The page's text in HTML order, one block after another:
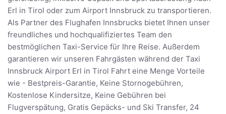
Erl in Tirol oder zum Airport Innsbruck zu transportieren.
Als Partner des Flughafen Innsbrucks bietet Ihnen unser
freundliches und hochqualifiziertes Team den
bestmöglichen Taxi-Service für Ihre Reise. Außerdem
garantieren wir unseren Fahrgästen während der Taxi
Innsbruck Airport Erl in Tirol Fahrt eine Menge Vorteile
wie - Bestpreis-Garantie, Keine Stornogebühren,
Kostenlose Kindersitze, Keine Gebühren bei
Flugverspätung, Gratis Gepäcks- und Ski Transfer, 24